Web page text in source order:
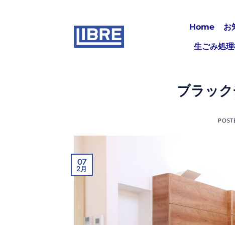
Home お
生ごみ処
ブラッ
07
2月